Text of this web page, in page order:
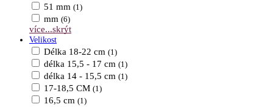
51 mm (1)
mm (6)
více...skrýt
Velikost
Délka 18-22 cm (1)
délka 15,5 - 17 cm (1)
délka 14 - 15,5 cm (1)
17-18,5 CM (1)
16,5 cm (1)